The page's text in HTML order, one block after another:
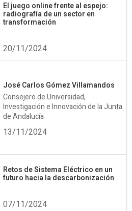
El juego online frente al espejo:
radiografía de un sector en
transformación
20/11/2024
José Carlos Gómez Villamandos
Consejero de Universidad,
Investigación e Innovación de la Junta
de Andalucía
13/11/2024
Retos de Sistema Eléctrico en un
futuro hacia la descarbonización
07/11/2024